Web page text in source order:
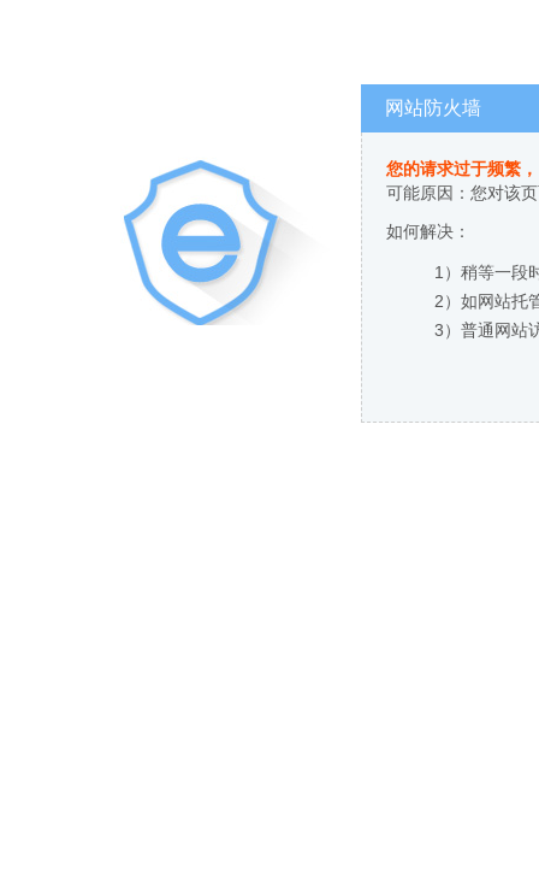
网站防火墙
您的请求过于频繁
可能原因：您对该
如何解决：
1）稍等一段
2）如网站托
3）普通网站